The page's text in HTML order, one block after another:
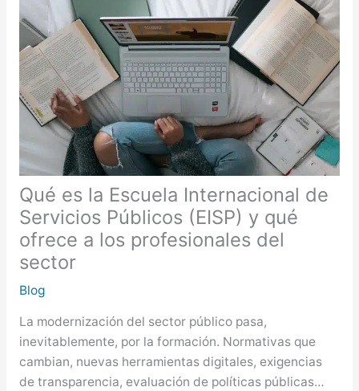
Qué es la Escuela Internacional de
Servicios Públicos (EISP) y qué
ofrece a los profesionales del
sector
Blog
La modernización del sector público pasa,
inevitablemente, por la formación. Normativas que
cambian, nuevas herramientas digitales, exigencias
de transparencia, evaluación de políticas públicas…